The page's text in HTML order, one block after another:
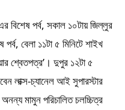
বিশেষ পর্ব, সকাল ১০টায় জিল্লুর
পর্ব, বেলা ১১টা ৫ মিনিটে শাইখ
শ্বেতপত্র’। দুপুর ১২টা ৫
লাক্স-চ্যানেল আই সুপারস্টার
মামুন পরিচালিত চলচ্চিত্র